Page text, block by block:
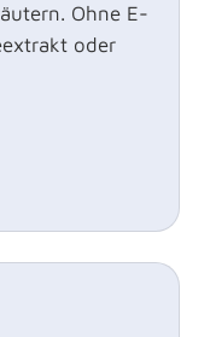
Ohne E-
oder